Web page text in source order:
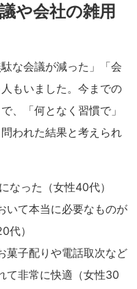
や会社の雑用
な会議が減った」「会
もいました。今までの
、「何となく習慣で」
われた結果と考えられ
なった（女性40代）
いて本当に必要なものが
代）
菓子配りや電話取次など
て非常に快適（女性30